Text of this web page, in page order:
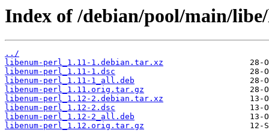
Index of /debian/pool/main/
../
libenum-perl_1.11-1.debian.tar.xz
libenum-perl_1.11-1.dsc
libenum-perl_1.11-1_all.deb
libenum-perl_1.11.orig.tar.gz
libenum-perl_1.12-2.debian.tar.xz
libenum-perl_1.12-2.dsc
libenum-perl_1.12-2_all.deb
libenum-perl_1.12.orig.tar.gz